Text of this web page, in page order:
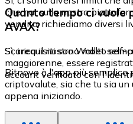
che hai sulla nostra
vendita, richiediamo diversi
Quanto tempo ci vuole
AVAX?
Sì, i requisiti sono molto
maggiorenne, essere
account verificato con
Scarica il nostro Wallet self-
Bitnovo è l'app più semplice
criptovalute, sia che tu sia
appena iniziando.